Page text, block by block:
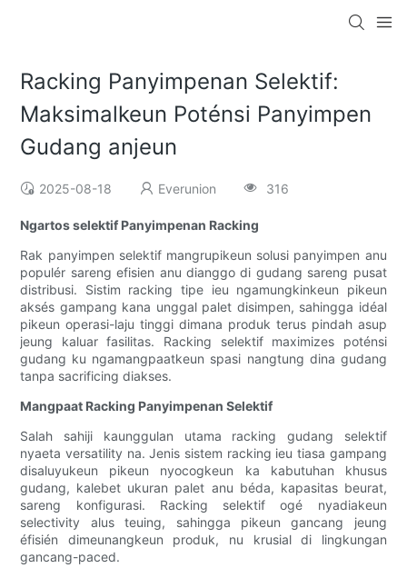
Racking Panyimpenan Selektif:
Maksimalkeun Poténsi Panyimpen
Gudang anjeun
2025-08-18 Everunion 316
Ngartos selektif Panyimpenan Racking
Rak panyimpen selektif mangrupikeun solusi panyimpen anu
populér sareng efisien anu dianggo di gudang sareng pusat
distribusi. Sistim racking tipe ieu ngamungkinkeun pikeun
aksés gampang kana unggal palet disimpen, sahingga idéal
pikeun operasi-laju tinggi dimana produk terus pindah asup
jeung kaluar fasilitas. Racking selektif maximizes poténsi
gudang ku ngamangpaatkeun spasi nangtung dina gudang
tanpa sacrificing diakses.
Mangpaat Racking Panyimpenan Selektif
Salah sahiji kaunggulan utama racking gudang selektif
nyaeta versatility na. Jenis sistem racking ieu tiasa gampang
disaluyukeun pikeun nyocogkeun ka kabutuhan khusus
gudang, kalebet ukuran palet anu béda, kapasitas beurat,
sareng konfigurasi. Racking selektif ogé nyadiakeun
selectivity alus teuing, sahingga pikeun gancang jeung
éfisién dimeunangkeun produk, nu krusial di lingkungan
gancang-paced.